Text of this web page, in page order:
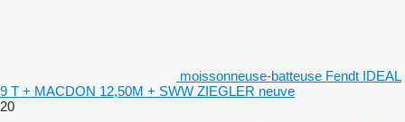
moissonneuse-batteuse Fendt IDEAL
9 T + MACDON 12,50M + SWW ZIEGLER neuve
20